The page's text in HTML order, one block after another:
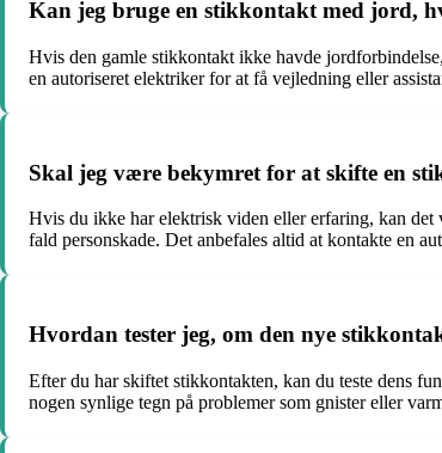
Kan jeg bruge en stikkontakt med jord,
Hvis den gamle stikkontakt ikke havde
en autoriseret elektriker for at få vejledning eller
Skal jeg være bekymret for at skifte en
Hvis du ikke har elektrisk viden eller erfaring, kan
fald personskade. Det anbefales altid at kontakte en
Hvordan tester jeg, om den nye
Efter du har skiftet stikkontakten, kan du teste dens
nogen synlige tegn på problemer som gnister eller